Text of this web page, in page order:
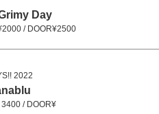
Day
/ DOOR¥2500
2022
/ DOOR¥